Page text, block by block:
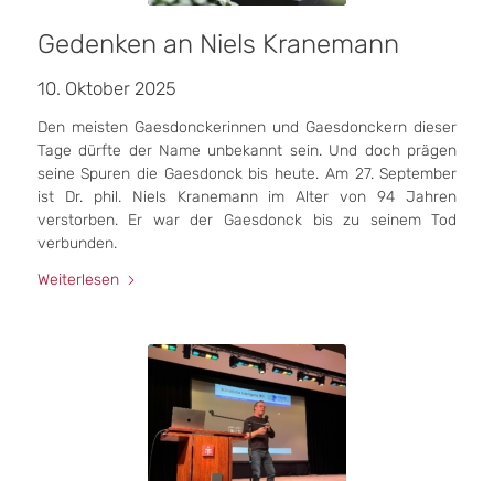
Gedenken an Niels Kranemann
10. Oktober 2025
Den meisten Gaesdonckerinnen und Gaesdonckern dieser
Tage dürfte der Name unbekannt sein. Und doch prägen
seine Spuren die Gaesdonck bis heute. Am 27. September
ist Dr. phil. Niels Kranemann im Alter von 94 Jahren
verstorben. Er war der Gaesdonck bis zu seinem Tod
verbunden.
Weiterlesen